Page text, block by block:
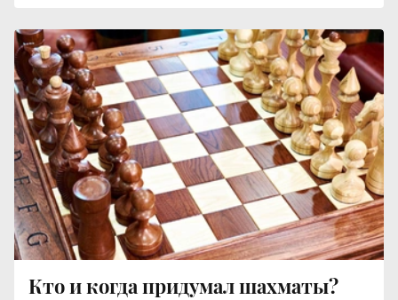
Кто и когда придумал шахматы?